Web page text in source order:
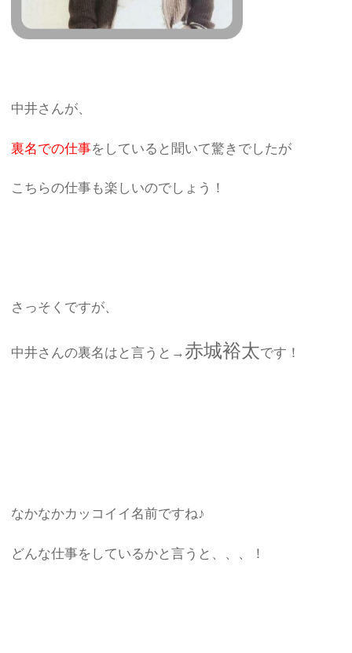
中井さんが、
裏名での仕事をしていると聞いて驚きでしたが
こちらの仕事も楽しいのでしょう！
さっそくですが、
中井さんの裏名はと言うと→ 赤城裕太です！
なかなかカッコイイ名前ですね♪
どんな仕事をしているかと言うと、、、！